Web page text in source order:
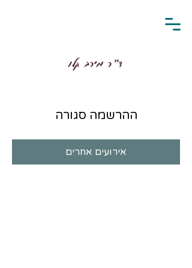
ד״ר מירב קלו
ההרשמה סגורה
אירועים אחרים